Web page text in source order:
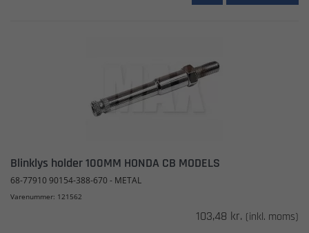
Blinklys holder 100MM HONDA CB MODELS
68-77910 90154-388-670 - METAL
Varenummer: 121562
103,48 kr. (inkl. moms)